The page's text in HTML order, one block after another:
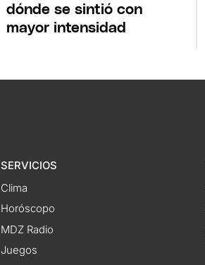
dónde se sintió con
mayor intensidad
SERVICIOS
Clima
Horóscopo
MDZ Radio
Juegos